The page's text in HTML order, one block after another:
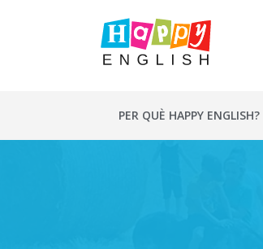
PER QUÈ HAPPY ENGLISH?